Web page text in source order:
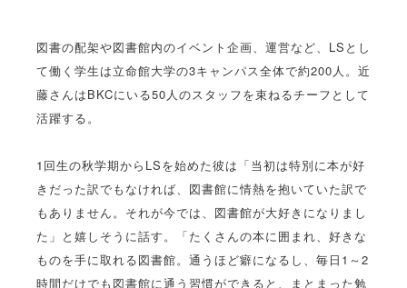
図書の配架や図書館内のイベント企画、運営など、LSとし
て働く学生は立命館大学の3キャンパス全体で約200人。近
藤さんはBKCにいる50人のスタッフを束ねるチーフとして
活躍する。
1回生の秋学期からLSを始めた彼は「当初は特別に本が好
きだった訳でもなければ、図書館に情熱を抱いていた訳で
もありません。それが今では、図書館が大好きになりまし
た」と嬉しそうに話す。「たくさんの本に囲まれ、好きな
ものを手に取れる図書館。通うほど癖になるし、毎日1～2
時間だけでも図書館に通う習慣ができると、まとまった勉